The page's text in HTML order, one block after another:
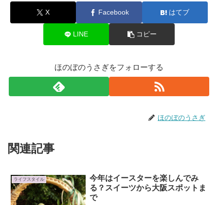
X Facebook はてブ
LINE コピー
ほのぼのうさぎをフォローする
ほのぼのうさぎ
関連記事
ライフスタイル
今年はイースターを楽しんでみ
る？スイーツから大阪スポットま
で